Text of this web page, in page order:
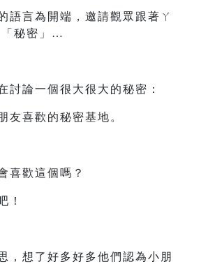
語言為開端，邀請觀眾跟著ㄚ
「秘密」…
討論一個很大很大的秘密：
友喜歡的秘密基地。
喜歡這個嗎？
！
，想了好多好多他們認為小朋